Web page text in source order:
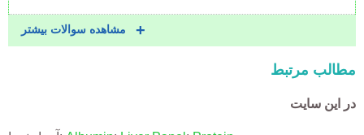
مشاهده سوالات بیشتر
مطالب مرتبط
در این سایت